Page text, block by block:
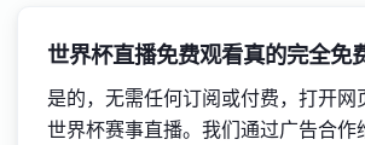
世界杯直播免费观看真的完全免
是的，无需任何订阅或付费，打开网
世界杯赛事直播。我们通过广告合作